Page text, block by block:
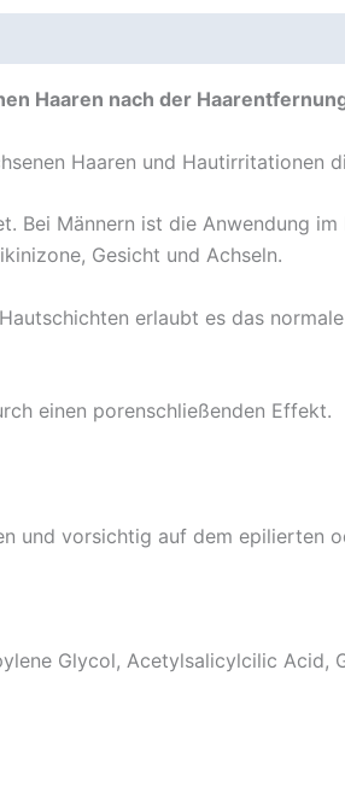
Haaren nach der
Haaren und Hautirritationen
Bei Männern ist die Anwendung
Gesicht und Achseln.
erlaubt es das
einen porenschließenden Effekt.
und vorsichtig auf dem epilierten
Glycol, Acetylsalicylcilic Acid,